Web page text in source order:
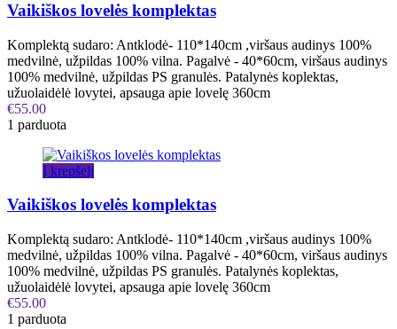
Vaikiškos lovelės komplektas
Komplektą sudaro: Antklodė- 110*140cm ,viršaus audinys 100%
medvilnė, užpildas 100% vilna. Pagalvė - 40*60cm, viršaus audinys
100% medvilnė, užpildas PS granulės. Patalynės koplektas,
užuolaidėlė lovytei, apsauga apie lovelę 360cm
€55.00
1 parduota
Į krepšelį
Vaikiškos lovelės komplektas
Komplektą sudaro: Antklodė- 110*140cm ,viršaus audinys 100%
medvilnė, užpildas 100% vilna. Pagalvė - 40*60cm, viršaus audinys
100% medvilnė, užpildas PS granulės. Patalynės koplektas,
užuolaidėlė lovytei, apsauga apie lovelę 360cm
€55.00
1 parduota